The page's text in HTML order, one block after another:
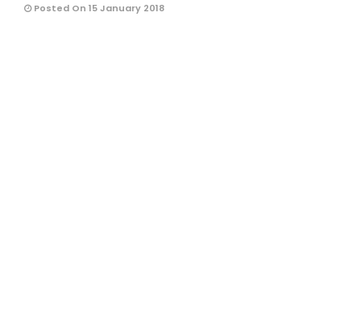
Posted On 15 January 2018